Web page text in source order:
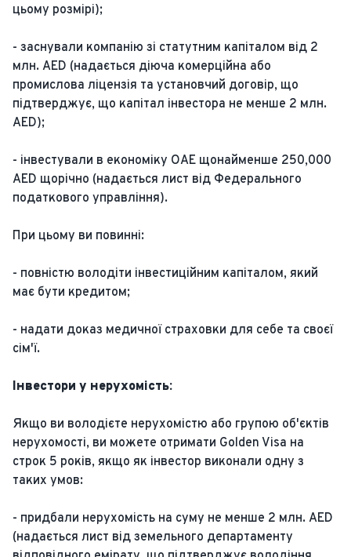
цьому розмірі);
- заснували компанію зі статутним капіталом від 2
млн. AED (надається діюча комерційна або
промислова ліцензія та установчий договір, що
підтверджує, що капітал інвестора не менше 2 млн.
AED);
- інвестували в економіку ОАЕ щонайменше 250,000
AED щорічно (надається лист від Федерального
податкового управління).
При цьому ви повинні:
- повністю володіти інвестиційним капіталом, який
має бути кредитом;
- надати доказ медичної страховки для себе та своєї
сім'ї.
Інвестори у нерухомість:
Якщо ви володієте нерухомістю або групою об'єктів
нерухомості, ви можете отримати Golden Visa на
строк 5 років, якщо як інвестор виконали одну з
таких умов:
- придбали нерухомість на суму не менше 2 млн. AED
(надається лист від земельного департаменту